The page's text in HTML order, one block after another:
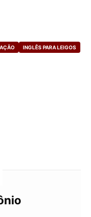
INGLÊS PARA LEIGOS